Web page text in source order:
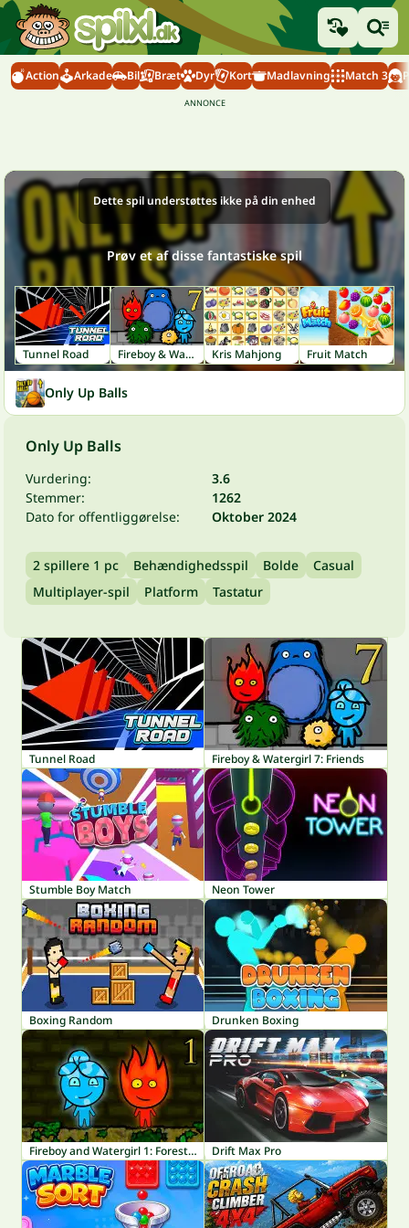
Action Arkade Bil Bræt Dyr Kort Madlavning Match 3
Dette spil understøttes ikke på din enhed
Prøv et af disse fantastiske spil
Tunnel Road Fireboy & Watergirl 7: Friends Kris Mahjong Fruit Match
Only Up Balls
Only Up Balls
Vurdering:
3.6
Stemmer:
1262
Dato for offentliggørelse:
Oktober 2024
2 spillere 1 pc Behændighedsspil Bolde
Casual
Multiplayer-spil
Platform Tastatur
Tunnel Road Fireboy & Watergirl 7: Friends
Stumble Boy Match Neon Tower
Boxing Random Drunken Boxing
Fireboy and Watergirl 1: Forest Temple Drift Max Pro